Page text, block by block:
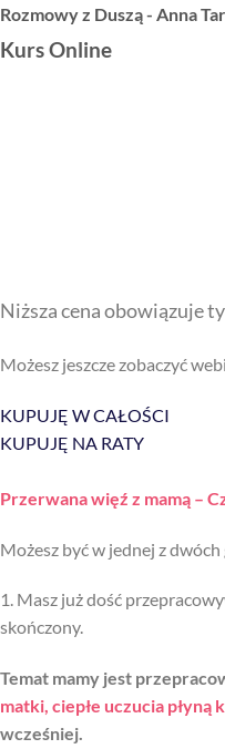
Rozmowy z Duszą - Anna
Kurs Online
Niższa cena obowiązuje
Możesz jeszcze zobaczyć
KUPUJĘ W CAŁOŚCI
KUPUJĘ NA RATY
Przerwana więź z mamą –
Możesz być w jednej z dwóch
1. Masz już dość
skończony.
Temat mamy jest
matki, ciepłe uczucia płyną
wcześniej.